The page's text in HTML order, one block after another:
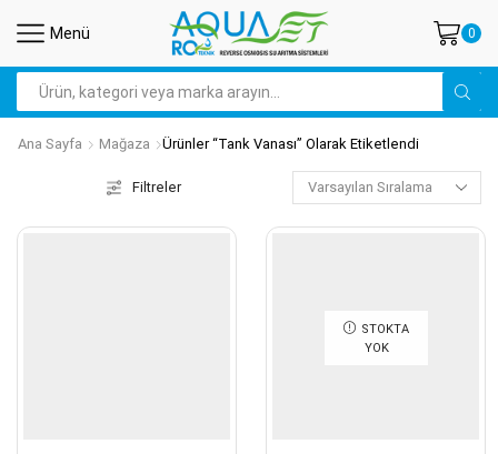
Menü 0
Search
input
Ana Sayfa Mağaza Ürünler “tank Vanası” Olarak Etiketlendi
Filtreler
STOKTA
YOK